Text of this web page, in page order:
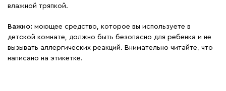
влажной тряпкой.
Важно: моющее средство, которое вы используете в
детской комнате, должно быть безопасно для ребенка и не
вызывать аллергических реакций. Внимательно читайте, что
написано на этикетке.